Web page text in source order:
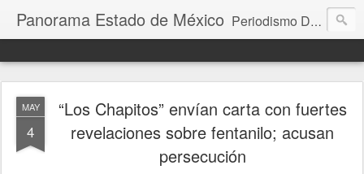
Panorama Estado de México Periodismo Digital
MAY
4
“Los Chapitos” envían carta con fuertes
revelaciones sobre fentanilo; acusan
persecución